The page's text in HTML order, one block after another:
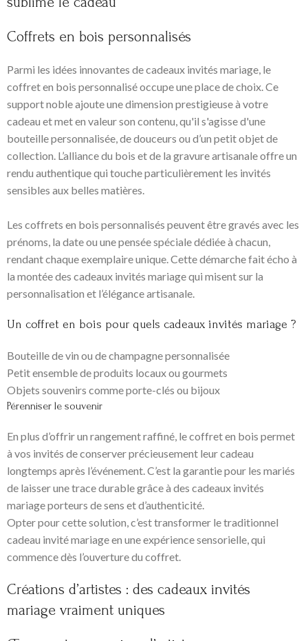
Coffrets en bois personnalisés
Parmi les idées innovantes de cadeaux invités mariage, le
coffret en bois personnalisé occupe une place de choix. Ce
support noble ajoute une dimension prestigieuse à votre
cadeau et met en valeur son contenu, qu'il s'agisse d'une
bouteille personnalisée, de douceurs ou d’un petit objet de
collection. L’alliance du bois et de la gravure artisanale offre un
rendu authentique qui touche particulièrement les invités
sensibles aux belles matières.
Les coffrets en bois personnalisés peuvent être gravés avec les
prénoms, la date ou une pensée spéciale dédiée à chacun,
rendant chaque exemplaire unique. Cette démarche fait écho à
la montée des cadeaux invités mariage qui misent sur la
personnalisation et l’élégance artisanale.
Un coffret en bois pour quels cadeaux invités mariage ?
Bouteille de vin ou de champagne personnalisée
Petit ensemble de produits locaux ou gourmets
Objets souvenirs comme porte-clés ou bijoux
Pérenniser le souvenir
En plus d’offrir un rangement raffiné, le coffret en bois permet
à vos invités de conserver précieusement leur cadeau
longtemps après l’événement. C’est la garantie pour les mariés
de laisser une trace durable grâce à des cadeaux invités
mariage porteurs de sens et d’authenticité.
Opter pour cette solution, c’est transformer le traditionnel
cadeau invité mariage en une expérience sensorielle, qui
commence dès l’ouverture du coffret.
Créations d’artistes : des cadeaux invités
mariage vraiment uniques